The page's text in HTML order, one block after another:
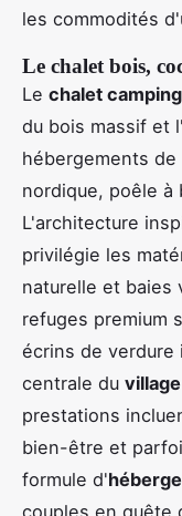
les commodités
Le chalet bois,
Le chalet
du bois massif et
hébergements
nordique, poêle
L'architecture
privilégie les
naturelle et baies
refuges premium
écrins de verdure
centrale du
prestations
bien-être et
formule d'